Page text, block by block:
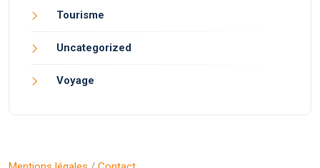
Tourisme
Uncategorized
Voyage